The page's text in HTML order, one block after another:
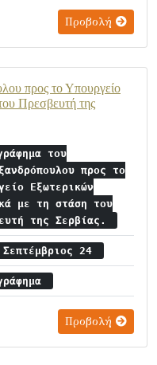
Προβολή
προς το Υπουργείο
Πρεσβευτή της
του
προς το
Εξωτερικών
με τη στάση του
της Σερβίας.
Σεπτέμβριος 24
Προβολή